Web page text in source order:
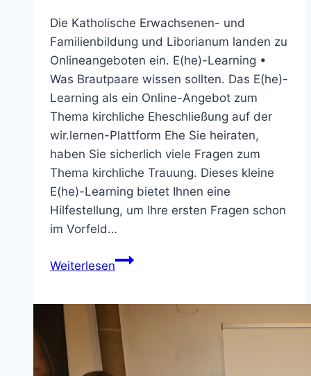
Die Katholische Erwachsenen- und
Familienbildung und Liborianum landen zu
Onlineangeboten ein. E(he)-Learning •
Was Brautpaare wissen sollten. Das E(he)-
Learning als ein Online-Angebot zum
Thema kirchliche Eheschließung auf der
wir.lernen-Plattform Ehe Sie heiraten,
haben Sie sicherlich viele Fragen zum
Thema kirchliche Trauung. Dieses kleine
E(he)-Learning bietet Ihnen eine
Hilfestellung, um Ihre ersten Fragen schon
im Vorfeld…
WeiterlesenE(he)-
Onlinevorträge